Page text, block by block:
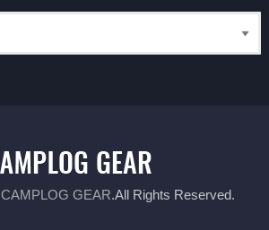
CAMPLOG GEAR.All Rights Reserved.